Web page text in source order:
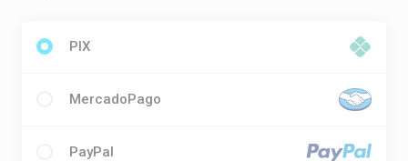
PIX
MercadoPago
PayPal